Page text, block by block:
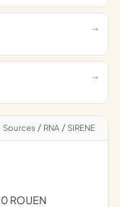
Sources / RNA / SIRENE
ROUEN